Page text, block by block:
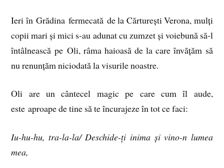
Ieri în Grădina fermecată de la Cărturești Verona, mulți
copii mari și mici s-au adunat cu zumzet și voiebună să-l
întâlnească pe Oli, râma haioasă de la care învățăm să
nu renunțăm niciodată la visurile noastre.
Oli are un cântecel magic pe care cum îl aude,
este aproape de tine să te încurajeze în tot ce faci:
Iu-hu-hu, tra-la-la/ Deschide-ți inima și vino-n lumea
mea,